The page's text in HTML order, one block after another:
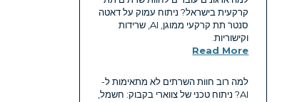
קרקעית בישראל? ניתוח עמוק על דאטה
סנטר תת קרקעי ממוגן, AI, שרידות
וקישוריות.
Read More
למה רוב חוות השרתים לא מתאימות ל-
AI? ניתוח טכני של צווארי בקבוק: חשמל,